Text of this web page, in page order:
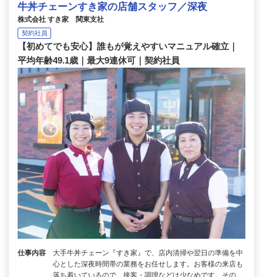
牛丼チェーンすき家の店舗スタッフ／深夜
株式会社 すき家 関東支社
契約社員
【初めてでも安心】誰もが覚えやすいマニュアル確立｜
平均年齢49.1歳｜最大9連休可｜契約社員
仕事内容
大手牛丼チェーン『すき家』で、店内清掃や翌日の準備を中
心とした深夜時間帯の業務をお任せします。お客様の来店も